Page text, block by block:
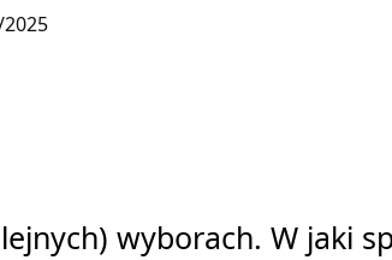
wyborach. W jaki